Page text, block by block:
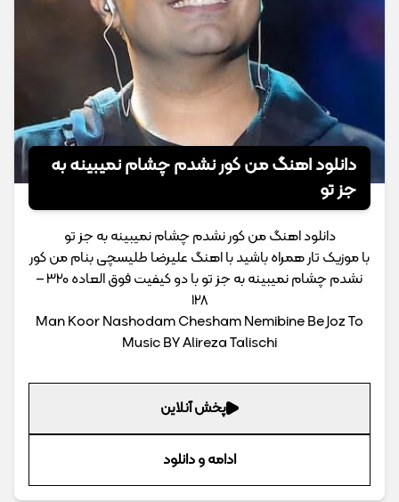
دانلود اهنگ من کور نشدم چشام نمیبینه به
جز تو
دانلود اهنگ من کور نشدم چشام نمیبینه به جز تو
با موزیک تار همراه باشید با اهنگ علیرضا طلیسچی بنام من کور
نشدم چشام نمیبینه به جز تو با دو کیفیت فوق العاده 320 –
128
Man Koor Nashodam Chesham Nemibine Be Joz To
Music BY Alireza Talischi
پخش آنلاین
ادامه و دانلود